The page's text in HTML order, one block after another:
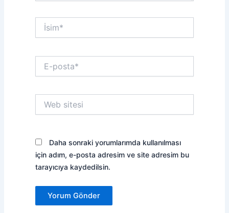
İsim*
posta*
sitesi
Daha sonraki yorumlarımda kullanılması
için adım, e-posta adresim ve site adresim bu
tarayıcıya kaydedilsin.